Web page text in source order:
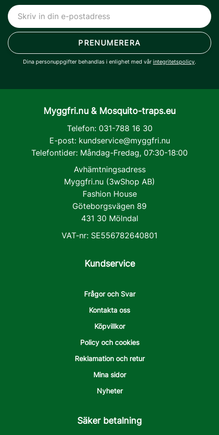
PRENUMERERA
Dina personuppgifter behandlas i enlighet med vår integritetspolicy.
Myggfri.nu & Mosquito-traps.eu
Telefon: 031-788 16 30
E-post: kundservice@myggfri.nu
Telefontider: Måndag-Fredag, 07:30-18:00
Avhämtningsadress
Myggfri.nu (3wShop AB)
Fashion House
Göteborgsvägen 89
431 30 Mölndal
VAT-nr: SE556782640801
Kundservice
Frågor och Svar
Kontakta oss
Köpvillkor
Policy och cookies
Reklamation och retur
Mina sidor
Nyheter
Säker betalning